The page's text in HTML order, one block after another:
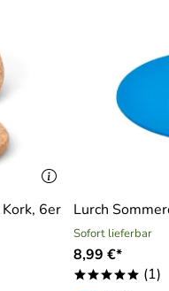
6er
Lurch
Sofort lieferbar
8,99 €*
***** (1)